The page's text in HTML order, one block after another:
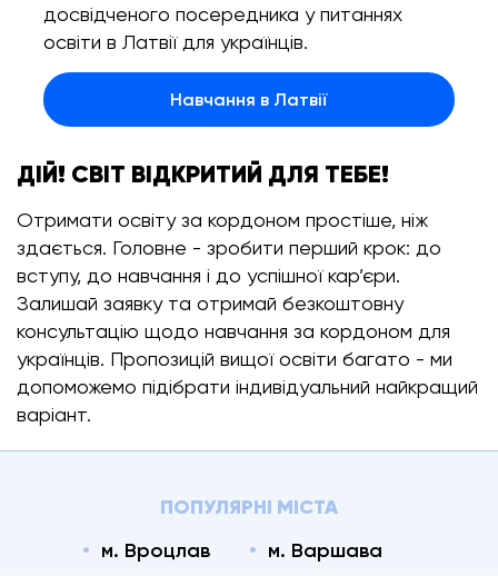
досвідченого посередника у питаннях
освіти в Латвії для українців.
Навчання в Латвії
ДІЙ! СВІТ ВІДКРИТИЙ ДЛЯ ТЕБЕ!
Отримати освіту за кордоном простіше, ніж
здається. Головне - зробити перший крок: до
вступу, до навчання і до успішної кар’єри.
Залишай заявку та отримай безкоштовну
консультацію щодо навчання за кордоном для
українців. Пропозицій вищої освіти багато - ми
допоможемо підібрати індивідуальний найкращий
варіант.
ПОПУЛЯРНІ МІСТА
м. Вроцлав
м. Варшава